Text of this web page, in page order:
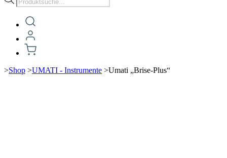
search
>Shop >UMATI - Instrumente >Umati „Brise-Plus“